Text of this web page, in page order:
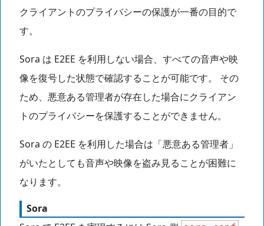
クライアントのプライバシーの保護が一番の目的で
す。
Sora は E2EE を利用しない場合、すべての音声や映
像を復号した状態で確認することが可能です。 その
ため、悪意ある管理者が存在した場合にクライアン
トのプライバシーを保護することができません。
Sora の E2EE を利用した場合は「悪意ある管理者」
がいたとしても音声や映像を盗み見ることが困難に
なります。
Sora